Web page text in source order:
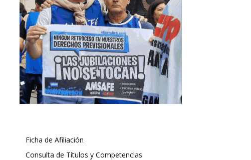
Ficha de Afiliación
Consulta de Títulos y Competencias